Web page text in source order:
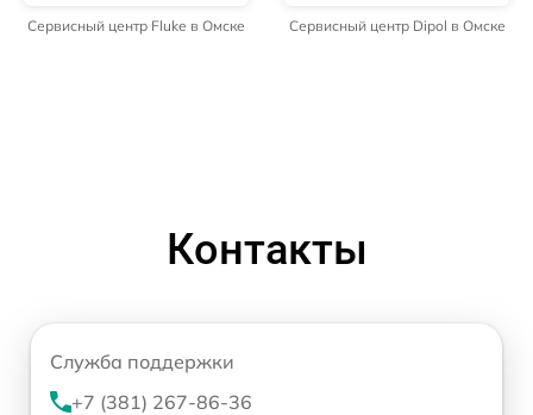
Сервисный центр Fluke в Омске Сервисный центр Dipol в Омске
Контакты
Служба поддержки
+7 (381) 267-86-36